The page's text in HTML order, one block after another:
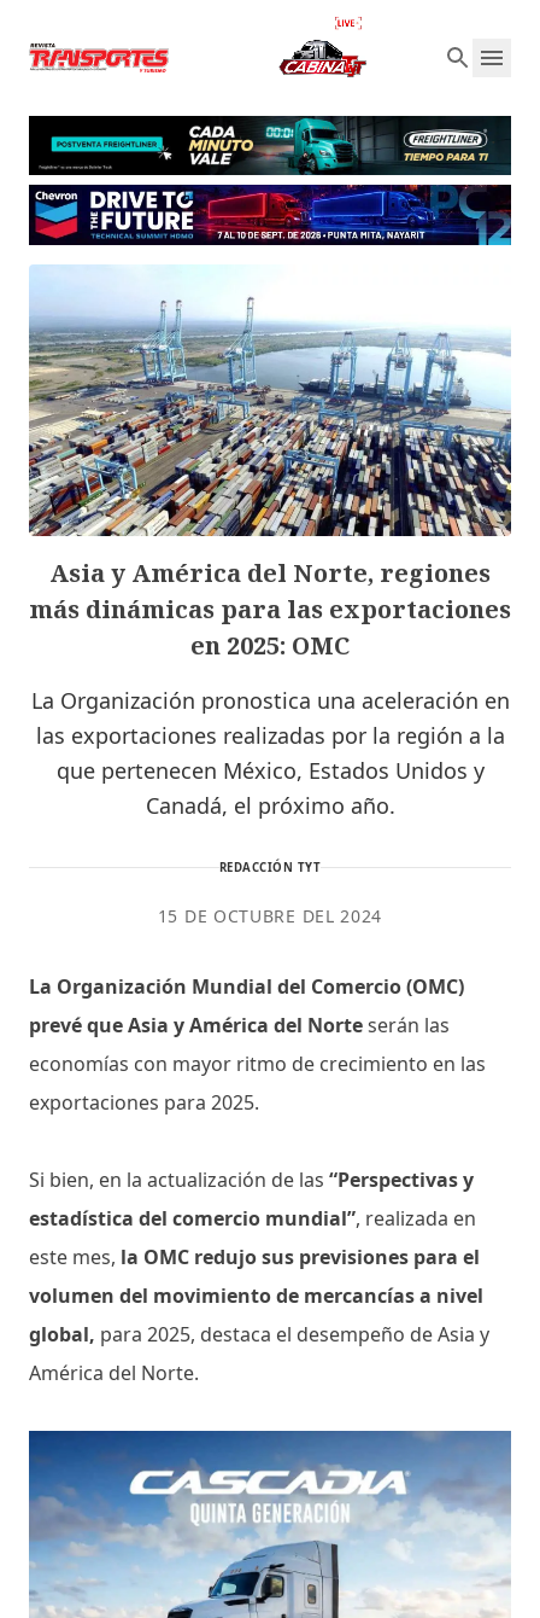
Asia y América del Norte, regiones
más dinámicas para las exportaciones
en 2025: OMC
La Organización pronostica una aceleración en
las exportaciones realizadas por la región a la
que pertenecen México, Estados Unidos y
Canadá, el próximo año.
REDACCIÓN TYT
15 DE OCTUBRE DEL 2024
La Organización Mundial del Comercio (OMC)
prevé que Asia y América del Norteserán las
economías con mayor ritmo de crecimiento en las
exportaciones para 2025.
Si bien, en la actualización de las “Perspectivas y
estadística del comercio mundial”, realizada en
este mes, la OMC redujo sus previsiones para el
volumen del movimiento de mercancías a nivel
global, para 2025, destaca el desempeño de Asia y
América del Norte.